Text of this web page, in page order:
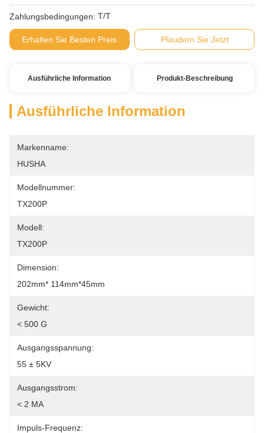
Zahlungsbedingungen: T/T
Erhalten Sie Besten Preis Plaudern Sie Jetzt
Ausführliche Information Produkt-Beschreibung
Ausführliche Information
Markenname:
HUSHA
Modellnummer:
TX200P
Modell:
TX200P
Dimension:
202mm* 114mm*45mm
Gewicht:
< 500 G
Ausgangsspannung:
55 ± 5KV
Ausgangsstrom:
< 2 MA
Impuls-Frequenz: